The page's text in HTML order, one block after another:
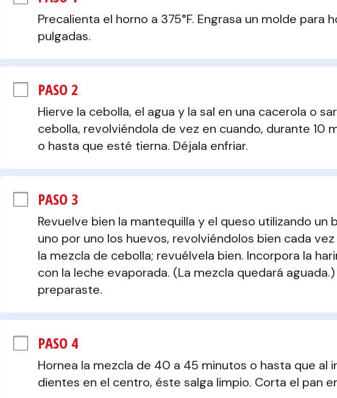
Precalienta el horno a 375°F. Engrasa un molde para
pulgadas.
PASO 2
Hierve la cebolla, el agua y la sal en una cacerola o
cebolla, revolviéndola de vez en cuando, durante 10
o hasta que esté tierna. Déjala enfriar.
PASO 3
Revuelve bien la mantequilla y el queso utilizando un
uno por uno los huevos, revolviéndolos bien cada
la mezcla de cebolla; revuélvela bien. Incorpora la
con la leche evaporada. (La mezcla quedará
preparaste.
PASO 4
Hornea la mezcla de 40 a 45 minutos o hasta que al
dientes en el centro, éste salga limpio. Corta el pan